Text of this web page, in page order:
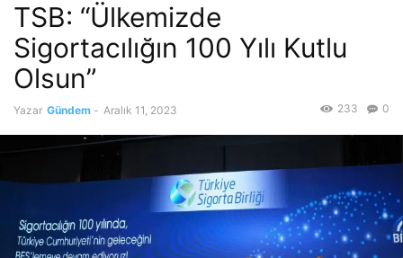
TSB: “Ülkemizde
Sigortacılığın 100 Yılı Kutlu
Olsun”
Yazar Gündem - Aralık 11, 2023 0
233